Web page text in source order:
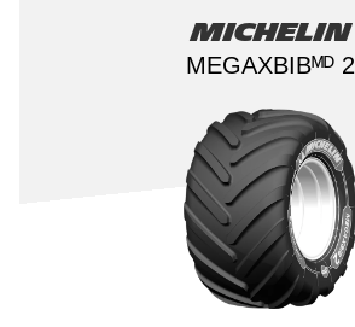
Michelin
MEGAXBIBᴹᴰ 2​